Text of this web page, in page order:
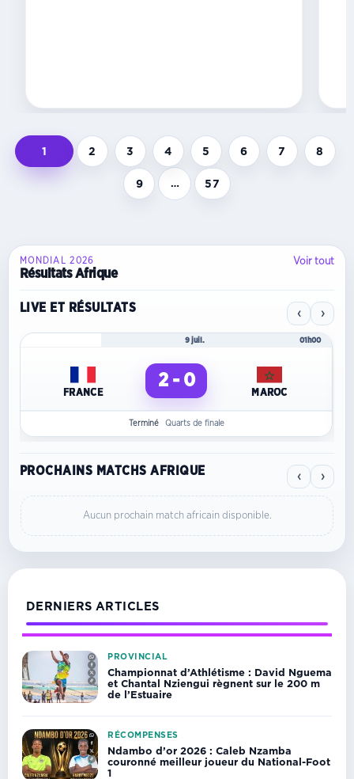
1 2 3 4 5 6 7 8
9 … 57
MONDIAL 2026
Résultats Afrique
Voir tout
LIVE ET RÉSULTATS ‹ ›
9 juil. 01h00
FRANCE
2 - 0
MAROC
Terminé Quarts de finale
PROCHAINS MATCHS AFRIQUE ‹ ›
Aucun prochain match africain disponible.
DERNIERS ARTICLES
PROVINCIAL
Championnat d’Athlétisme : David Nguema
et Chantal Nziengui règnent sur le 200 m
de l’Estuaire
RÉCOMPENSES
Ndambo d’or 2026 : Caleb Nzamba
couronné meilleur joueur du National-Foot
1